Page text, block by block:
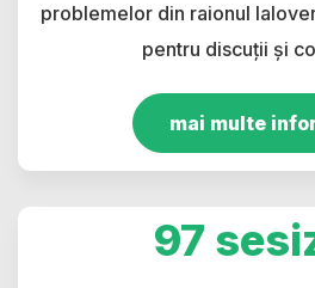
problemelor din raionul
pentru discuții și
mai multe
97